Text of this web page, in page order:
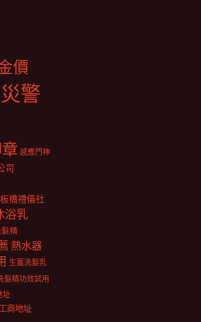
價
警
感應門神
司
板橋禮儀社
浴乳
精
熱水器
生薑洗髮乳
髮精功效試用
址
商地址